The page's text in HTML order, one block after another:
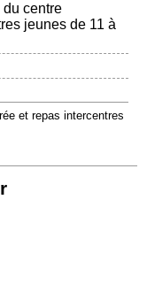
centre
jeunes de 11 à
et repas intercentres